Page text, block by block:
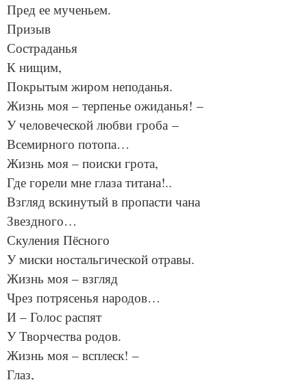
Пред ее мученьем.
Призыв
Состраданья
К нищим,
Покрытым жиром неподанья.
Жизнь моя – терпенье ожиданья! –
У человеческой любви гроба –
Всемирного потопа…
Жизнь моя – поиски грота,
Где горели мне глаза титана!..
Взгляд вскинутый в пропасти чана
Звездного…
Скуления Пёсного
У миски ностальгической отравы.
Жизнь моя – взгляд
Чрез потрясенья народов…
И – Голос распят
У Творчества родов.
Жизнь моя – всплеск! –
Глаз,